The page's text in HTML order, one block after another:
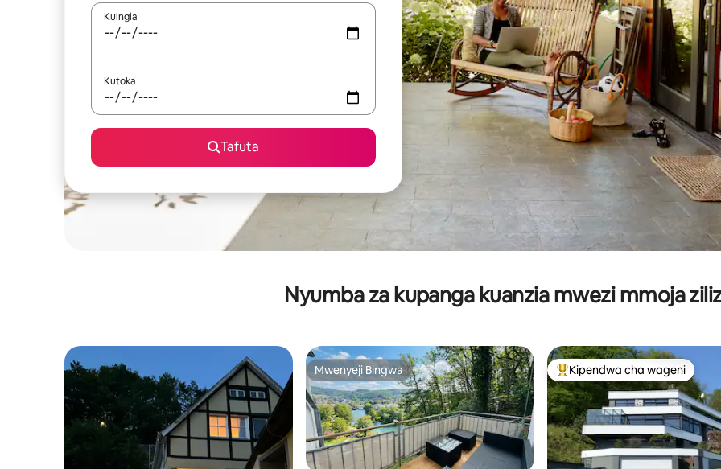
Kuingia
Kutoka
Tafuta
Nyumba za kupanga kuanzia mwezi mmoja
Mwenyeji Bingwa
Mwenyeji Bingwa Kipendwa maarufu cha wageni
Kipendwa cha wageni